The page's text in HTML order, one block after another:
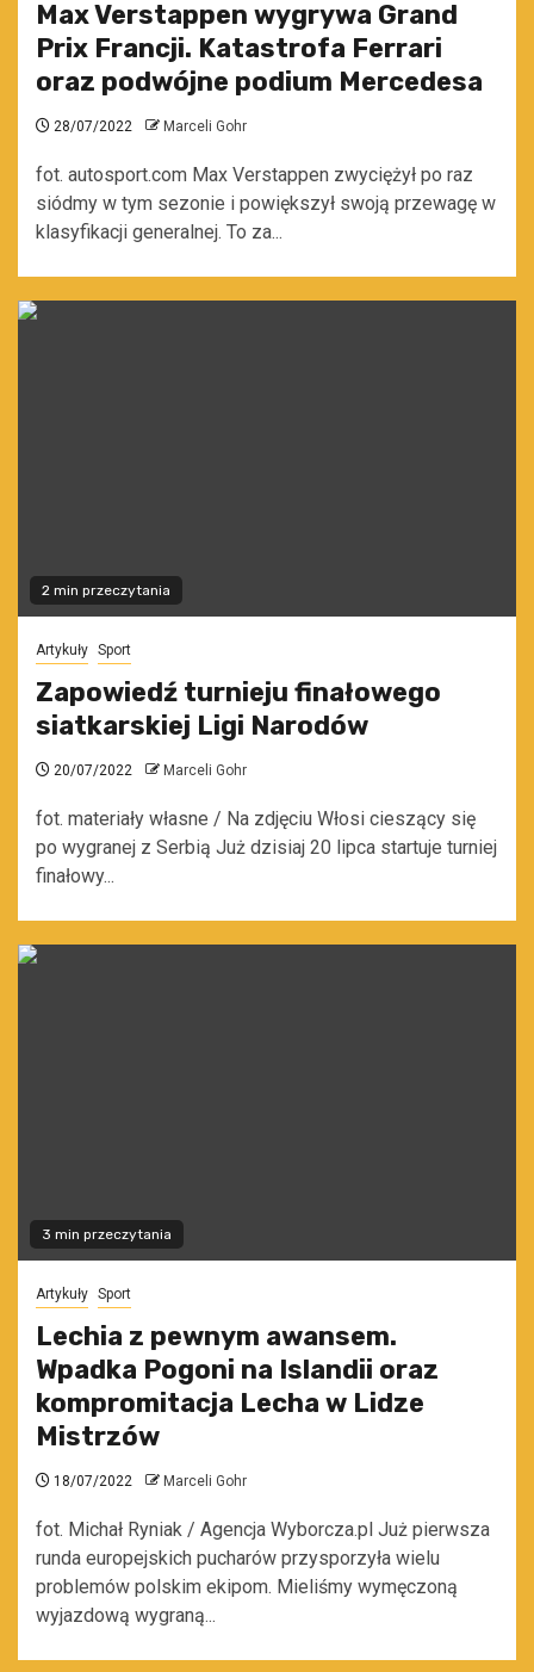
Max Verstappen wygrywa Grand
Prix Francji. Katastrofa Ferrari
oraz podwójne podium Mercedesa
28/07/2022 Marceli Gohr
fot. autosport.com Max Verstappen zwyciężył po raz
siódmy w tym sezonie i powiększył swoją przewagę w
klasyfikacji generalnej. To za...
2 min przeczytania
Artykuły Sport
Zapowiedź turnieju finałowego
siatkarskiej Ligi Narodów
20/07/2022 Marceli Gohr
fot. materiały własne / Na zdjęciu Włosi cieszący się
po wygranej z Serbią Już dzisiaj 20 lipca startuje turniej
finałowy...
3 min przeczytania
Artykuły Sport
Lechia z pewnym awansem.
Wpadka Pogoni na Islandii oraz
kompromitacja Lecha w Lidze
Mistrzów
18/07/2022 Marceli Gohr
fot. Michał Ryniak / Agencja Wyborcza.pl Już pierwsza
runda europejskich pucharów przysporzyła wielu
problemów polskim ekipom. Mieliśmy wymęczoną
wyjazdową wygraną...